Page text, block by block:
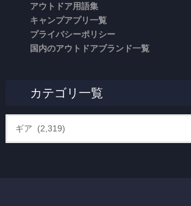
アウトドア用語集
キャンプアプリ一覧
プライバシーポリシー
国内のアウトドアブランド一覧
カテゴリ一覧